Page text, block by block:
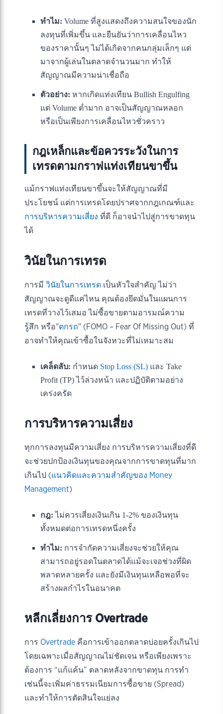
ทำไม: Volume ที่สูงแสดงถึงความสนใจของนัก
ลงทุนที่เพิ่มขึ้น และยืนยันว่าการเคลื่อนไหว
ของราคานั้นๆ ไม่ได้เกิดจากคนกลุ่มเล็กๆ แต่
มาจากผู้เล่นในตลาดจำนวนมาก ทำให้
สัญญาณมีความน่าเชื่อถือ
ตัวอย่าง: หากเกิดแท่งเทียน Bullish Engulfing
แต่ Volume ต่ำมาก อาจเป็นสัญญาณหลอก
หรือเป็นเพียงการเคลื่อนไหวชั่วคราว
กฎเหล็กและข้อควรระวังในการ
เทรดตามกราฟแท่งเทียนขาขึ้น
แม้กราฟแท่งเทียนขาขึ้นจะให้สัญญาณที่มี
ประโยชน์ แต่การเทรดโดยปราศจากกฎเกณฑ์และ
การบริหารความเสี่ยง ที่ดี ก็อาจนำไปสู่การขาดทุน
ได้
วินัยในการเทรด
การมี วินัยในการเทรด เป็นหัวใจสำคัญ ไม่ว่า
สัญญาณจะดูดีแค่ไหน คุณต้องยึดมั่นในแผนการ
เทรดที่วางไว้เสมอ ไม่ซื้อขายตามอารมณ์ความ
รู้สึก หรือ"ตกรถ" (FOMO – Fear Of Missing Out) ที่
อาจทำให้คุณเข้าซื้อในจังหวะที่ไม่เหมาะสม
เคล็ดลับ: กำหนด Stop Loss (SL) และ Take
Profit (TP) ไว้ล่วงหน้า และปฏิบัติตามอย่าง
เคร่งครัด
การบริหารความเสี่ยง
ทุกการลงทุนมีความเสี่ยง การบริหารความเสี่ยงที่ดี
จะช่วยปกป้องเงินทุนของคุณจากการขาดทุนที่มาก
เกินไป (แนวคิดและความสำคัญของ Money
Management)
กฎ: ไม่ควรเสี่ยงเงินเกิน 1-2% ของเงินทุน
ทั้งหมดต่อการเทรดหนึ่งครั้ง
ทำไม: การจำกัดความเสี่ยงจะช่วยให้คุณ
สามารถอยู่รอดในตลาดได้แม้จะเจอช่วงที่ผิด
พลาดหลายครั้ง และยังมีเงินทุนเหลือพอที่จะ
สร้างผลกำไรในอนาคต
หลีกเลี่ยงการ Overtrade
การ Overtrade คือการเข้าออกตลาดบ่อยครั้งเกินไป
โดยเฉพาะเมื่อสัญญาณไม่ชัดเจน หรือเพียงเพราะ
ต้องการ “แก้แค้น” ตลาดหลังจากขาดทุน การทำ
เช่นนี้จะเพิ่มค่าธรรมเนียมการซื้อขาย (Spread)
และทำให้การตัดสินใจแย่ลง